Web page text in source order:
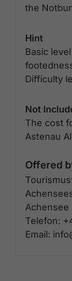
the
Hint
Basic
Difficulty
Not
The cost
Astenau
Offered
Achensee
Telefon:
Email: